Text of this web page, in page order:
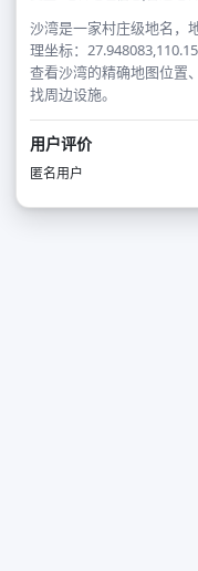
沙湾是一家村庄级地名，
理坐标：
查看沙湾的精确地图位置
找周边设施。
用户评价
匿名用户